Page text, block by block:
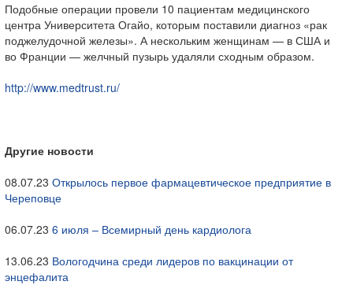
Подобные операции провели 10 пациентам медицинского
центра Университета Огайо, которым поставили диагноз «рак
поджелудочной железы». А нескольким женщинам — в США и
во Франции — желчный пузырь удаляли сходным образом.
http://www.medtrust.ru/
Другие новости
08.07.23 Открылось первое фармацевтическое предприятие в
Череповце
06.07.23 6 июля – Всемирный день кардиолога
13.06.23 Вологодчина среди лидеров по вакцинации от
энцефалита